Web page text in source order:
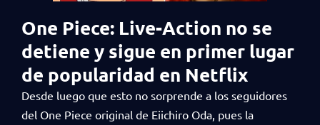
One Piece: Live-Action no se
detiene y sigue en primer lugar
de popularidad en Netflix
Desde luego que esto no sorprende a los seguidores
del One Piece original de Eiichiro Oda, pues la